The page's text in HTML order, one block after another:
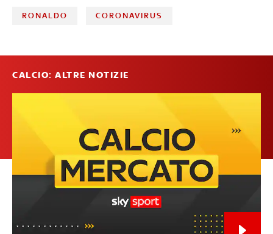
RONALDO CORONAVIRUS
CALCIO: ALTRE NOTIZIE